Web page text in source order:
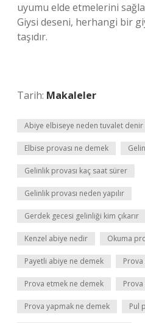
uyumu elde etmelerini
Giysi deseni, herhangi bir
taşıdır.
Tarih: Makaleler
Abiye elbiseye neden tuvalet denir
Elbise provası ne demek
Gelinlik provası kaç saat sürer
Gelinlik provası neden yapılır
Gerdek gecesi gelinliği kim çıkarır
Kenzel abiye nedir Okuma
Payetli abiye ne demek
Prova etmek ne demek
Prova yapmak ne demek Pul